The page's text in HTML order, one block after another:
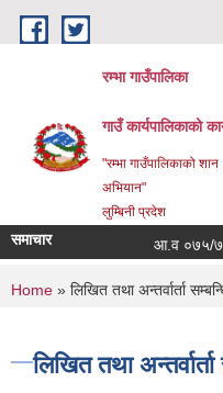
Skip to main content
रम्भा गाउँपालिका
गाउँ कार्यपालिकाको
"रम्भा गाउँपालिकाको शान
अभियान"
लुम्बिनी प्रदेश
समाचार आ.व ०७५/७६
You are here
Home » लिखित तथा अन्तर्वार्ता
लिखित तथा